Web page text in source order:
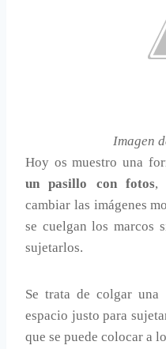
Imagen
Hoy os muestro una
un pasillo con fotos,
cambiar las imágenes
se cuelgan los marcos
sujetarlos.
Se trata de colgar una
espacio justo para
que se puede colocar a